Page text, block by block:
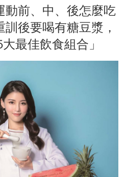
動前、中、後怎麼吃
後要喝有糖豆漿，
最佳飲食組合」